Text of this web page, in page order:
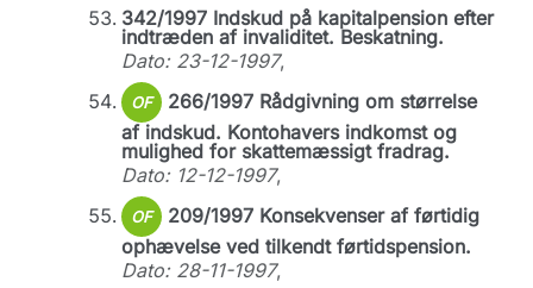
342/1997 Indskud på kapitalpension efter
indtræden af invaliditet. Beskatning.
Dato: 23-12-1997,
OF
266/1997 Rådgivning om størrelse
af indskud. Kontohavers indkomst og
mulighed for skattemæssigt fradrag.
Dato: 12-12-1997,
OF
209/1997 Konsekvenser af førtidig
ophævelse ved tilkendt førtidspension.
Dato: 28-11-1997,